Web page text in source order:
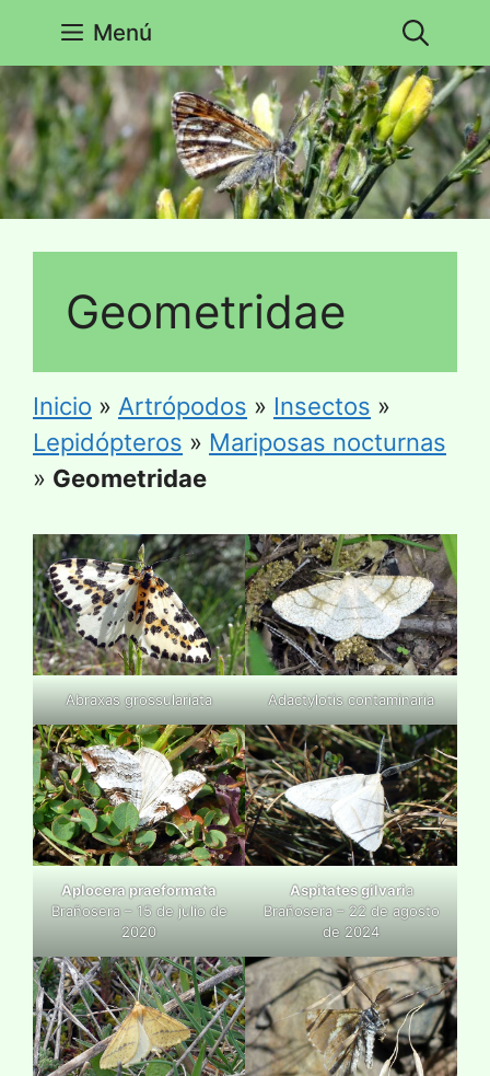
contenido
Menú
Geometridae
Inicio » Artrópodos » Insectos »
Lepidópteros » Mariposas nocturnas
» Geometridae
Abraxas grossulariata Adactylotis contaminaria
Aplocera praeformata
Brañosera – 15 de julio de
2020
Aspitates gilvaria
Brañosera – 22 de agosto
de 2024